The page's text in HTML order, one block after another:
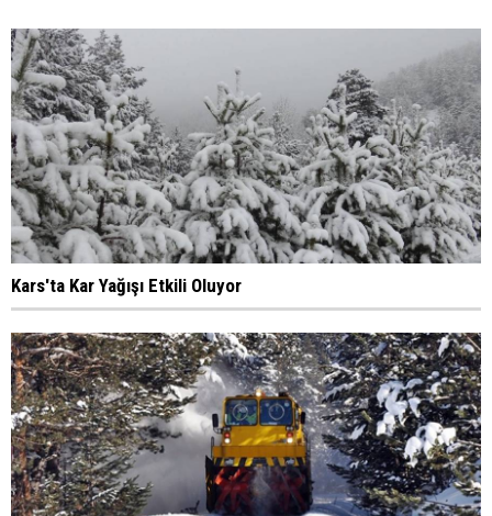
Kars'ta Kar Yağışı Etkili Oluyor